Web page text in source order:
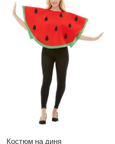
Костюм на диня